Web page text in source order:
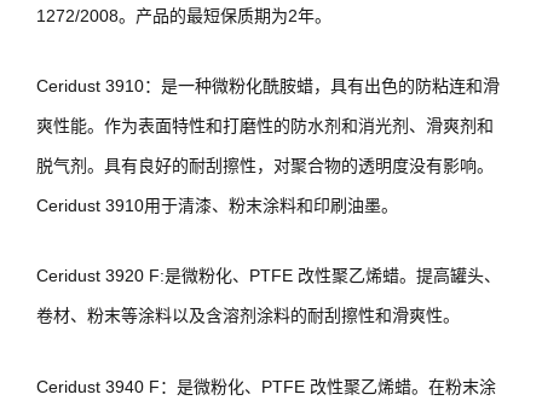
1272/2008。产品的最短保质期为2年。
Ceridust 3910：是一种微粉化酰胺蜡，具有出色的防粘连和滑
爽性能。作为表面特性和打磨性的防水剂和消光剂、滑爽剂和
脱气剂。具有良好的耐刮擦性，对聚合物的透明度没有影响。
Ceridust 3910用于清漆、粉末涂料和印刷油墨。
Ceridust 3920 F:是微粉化、PTFE 改性聚乙烯蜡。提高罐头、
卷材、粉末等涂料以及含溶剂涂料的耐刮擦性和滑爽性。
Ceridust 3940 F：是微粉化、PTFE 改性聚乙烯蜡。在粉末涂